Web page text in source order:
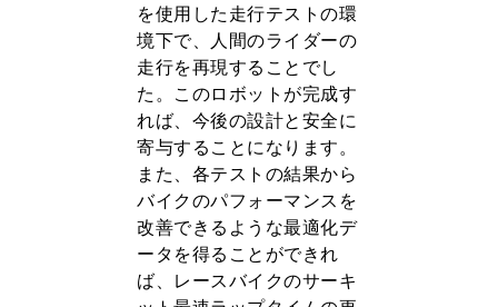
を使用した走行テストの環
境下で、人間のライダーの
走行を再現することでし
た。このロボットが完成す
れば、今後の設計と安全に
寄与することになります。
また、各テストの結果から
バイクのパフォーマンスを
改善できるような最適化デ
ータを得ることができれ
ば、レースバイクのサーキ